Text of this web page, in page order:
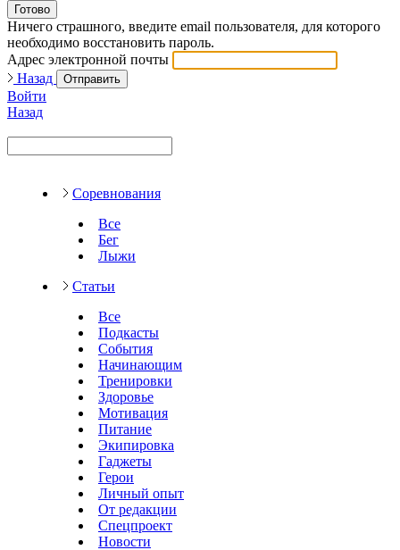
Готово
Ничего страшного, введите email пользователя, для которого
необходимо восстановить пароль.
Адрес электронной почты
Назад
Отправить
Войти
Назад
Соревнования
Все
Бег
Лыжи
Статьи
Все
Подкасты
События
Начинающим
Тренировки
Здоровье
Мотивация
Питание
Экипировка
Гаджеты
Герои
Личный опыт
От редакции
Спецпроект
Новости